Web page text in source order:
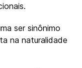
ser sinônimo
na naturalidade